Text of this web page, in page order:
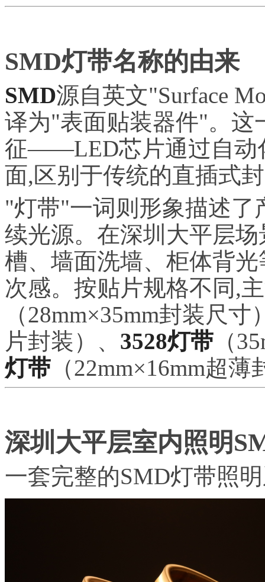
SMD灯带名称的由来
SMD源自英文"Surface
译为"表面贴装器件"。这
征——LED芯片通过自动
面,区别于传统的直插式
"灯带"一词则形象描述了
续光源。在深圳大平层
槽、墙面洗墙、柜体背
次感。按贴片规格不同,
（28mm×35mm封装尺寸
片封装）、 3528灯带 （
灯带 （22mm×16mm超
深圳大平层室内照明
一套完整的SMD灯带照